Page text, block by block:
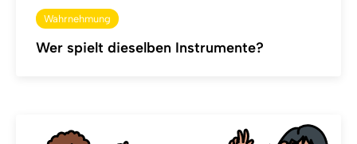
Wahrnehmung
Wer spielt dieselben Instrumente?